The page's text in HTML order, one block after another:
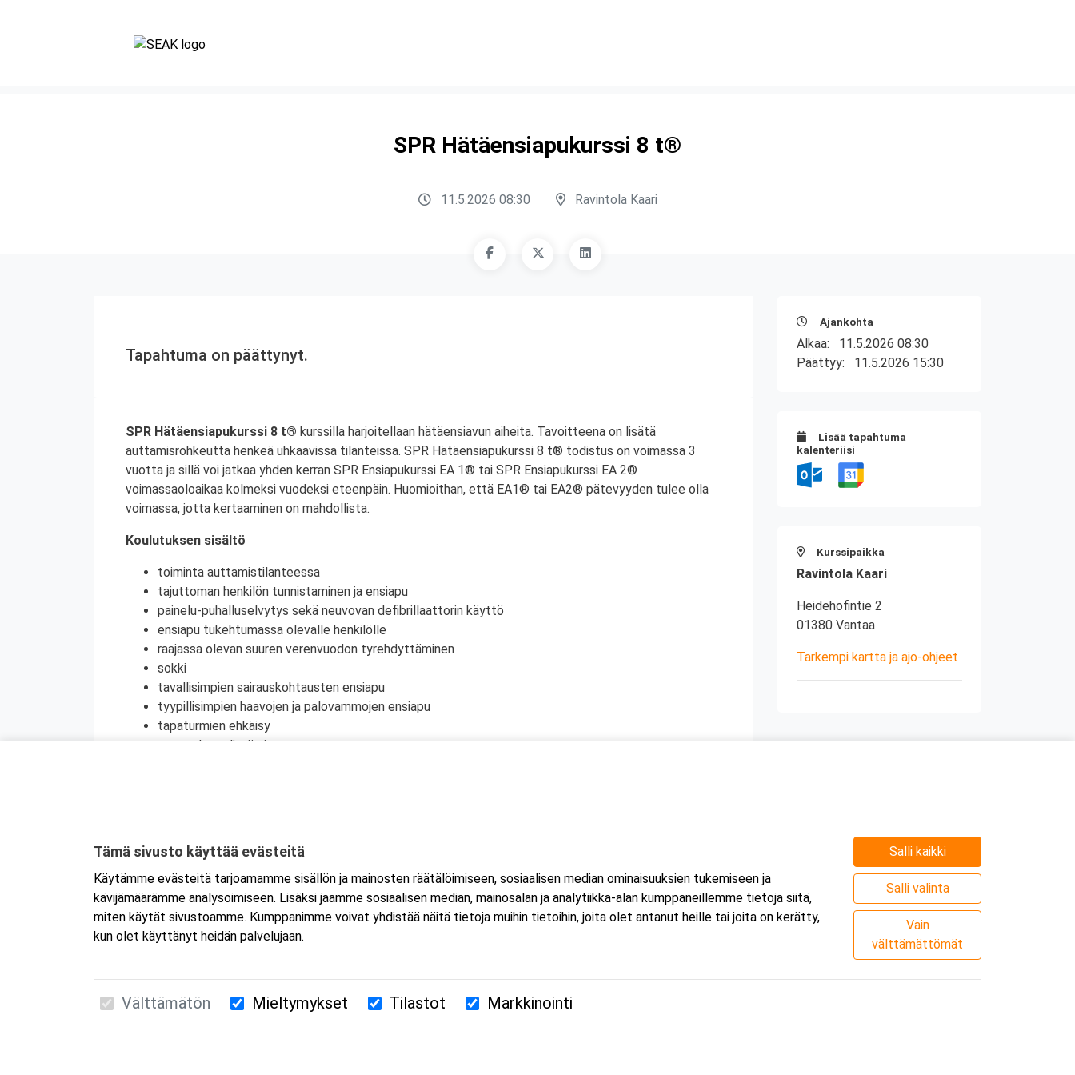
SPR Hätäensiapukurssi 8 t®
11.5.2026 08:30 Ravintola Kaari
Tapahtuma on päättynyt.
SPR Hätäensiapukurssi 8 t® kurssilla harjoitellaan hätäensiavun aiheita. Tavoitteena on lisätä
auttamisrohkeutta henkeä uhkaavissa tilanteissa. SPR Hätäensiapukurssi 8 t® todistus on voimassa 3
vuotta ja sillä voi jatkaa yhden kerran SPR Ensiapukurssi EA 1® tai SPR Ensiapukurssi EA 2®
voimassaoloaikaa kolmeksi vuodeksi eteenpäin. Huomioithan, että EA1® tai EA2® pätevyyden tulee olla
voimassa, jotta kertaaminen on mahdollista.
Koulutuksen sisältö
toiminta auttamistilanteessa
tajuttoman henkilön tunnistaminen ja ensiapu
painelu-puhalluselvytys sekä neuvovan defibrillaattorin käyttö
ensiapu tukehtumassa olevalle henkilölle
raajassa olevan suuren verenvuodon tyrehdyttäminen
sokki
tavallisimpien sairauskohtausten ensiapu
tyypillisimpien haavojen ja palovammojen ensiapu
tapaturmien ehkäisy
terveyden edistäminen
Ajankohta
Alkaa: 11.5.2026 08:30
Päättyy: 11.5.2026 15:30
Lisää tapahtuma
kalenteriisi
Kurssipaikka
Ravintola Kaari
Heidehofintie 2
01380 Vantaa
Tarkempi kartta ja ajo-ohjeet
Suomen Ensiapukoulutus Oy / Valimotie 21 / 00380 Helsinki
Tämä sivusto käyttää evästeitä
Käytämme evästeitä tarjoamamme sisällön ja mainosten räätälöimiseen, sosiaalisen median ominaisuuksien tukemiseen ja
kävijämäärämme analysoimiseen. Lisäksi jaamme sosiaalisen median, mainosalan ja analytiikka-alan kumppaneillemme tietoja siitä,
miten käytät sivustoamme. Kumppanimme voivat yhdistää näitä tietoja muihin tietoihin, joita olet antanut heille tai joita on kerätty,
kun olet käyttänyt heidän palvelujaan.
Salli kaikki
Salli valinta
Vain
välttämättömät
Välttämätön Mieltymykset Tilastot Markkinointi